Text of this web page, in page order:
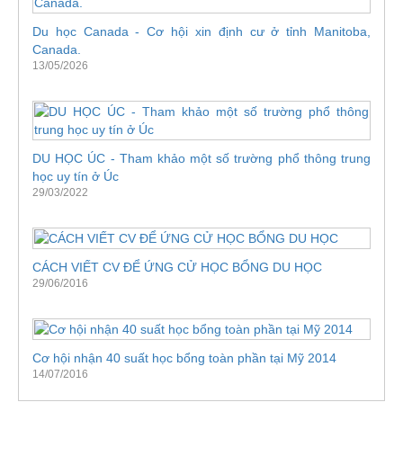
Du học Canada - Cơ hội xin định cư ở tỉnh Manitoba,
Canada.
13/05/2026
DU HỌC ÚC - Tham khảo một số trường phổ thông trung
học uy tín ở Úc
29/03/2022
CÁCH VIẾT CV ĐỂ ỨNG CỬ HỌC BỔNG DU HỌC
29/06/2016
Cơ hội nhận 40 suất học bổng toàn phần tại Mỹ 2014
14/07/2016